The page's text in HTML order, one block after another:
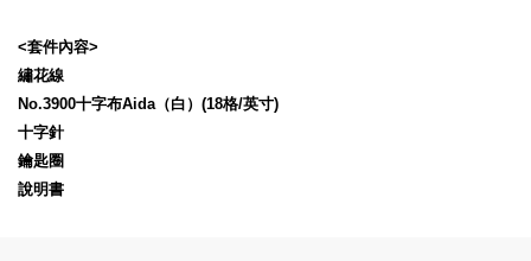
<套件內容>
繡花線
No.3900十字布Aida（白）(18格/英寸)
十字針
鑰匙圈
說明書